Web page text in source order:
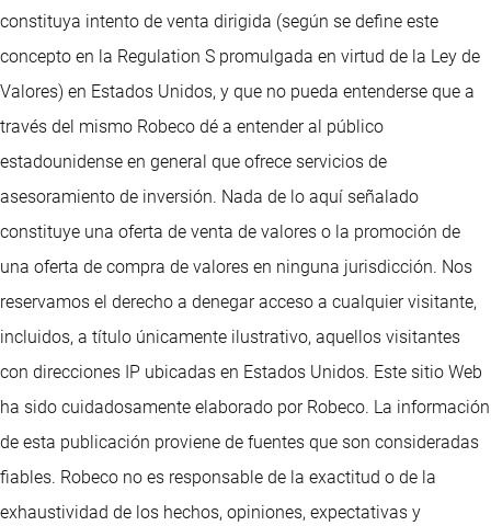
constituya intento de venta dirigida (según se define este
concepto en la Regulation S promulgada en virtud de la Ley de
Valores) en Estados Unidos, y que no pueda entenderse que a
través del mismo Robeco dé a entender al público
estadounidense en general que ofrece servicios de
asesoramiento de inversión. Nada de lo aquí señalado
constituye una oferta de venta de valores o la promoción de
una oferta de compra de valores en ninguna jurisdicción. Nos
reservamos el derecho a denegar acceso a cualquier visitante,
incluidos, a título únicamente ilustrativo, aquellos visitantes
con direcciones IP ubicadas en Estados Unidos. Este sitio Web
ha sido cuidadosamente elaborado por Robeco. La información
de esta publicación proviene de fuentes que son consideradas
fiables. Robeco no es responsable de la exactitud o de la
exhaustividad de los hechos, opiniones, expectativas y